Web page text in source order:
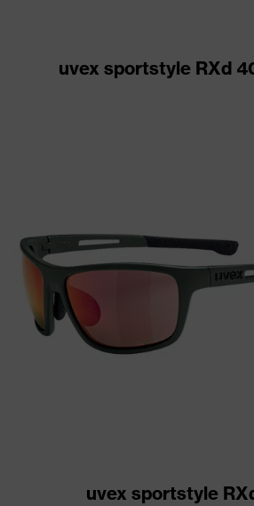
uvex sportstyle RXd
uvex sportstyle